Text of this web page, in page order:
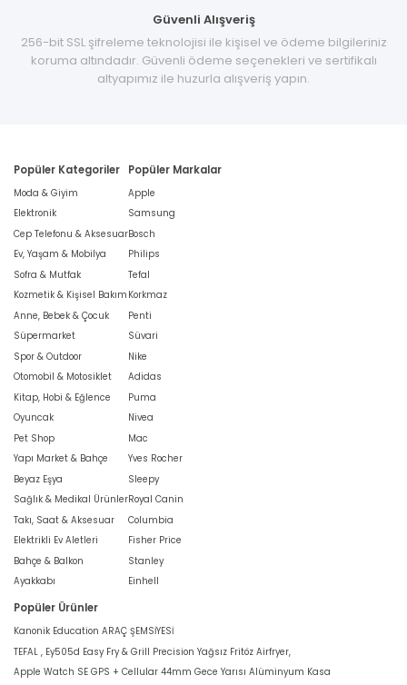
Güvenli Alışveriş
256-bit SSL şifreleme teknolojisi ile kişisel ve ödeme bilgileriniz
koruma altındadır. Güvenli ödeme seçenekleri ve sertifikalı
altyapımız ile huzurla alışveriş yapın.
Popüler Kategoriler
Moda & Giyim
Elektronik
Cep Telefonu & Aksesuar
Ev, Yaşam & Mobilya
Sofra & Mutfak
Kozmetik & Kişisel Bakım
Anne, Bebek & Çocuk
Süpermarket
Spor & Outdoor
Otomobil & Motosiklet
Kitap, Hobi & Eğlence
Oyuncak
Pet Shop
Yapı Market & Bahçe
Beyaz Eşya
Sağlık & Medikal Ürünler
Takı, Saat & Aksesuar
Elektrikli Ev Aletleri
Bahçe & Balkon
Ayakkabı
Popüler Markalar
Apple
Samsung
Bosch
Philips
Tefal
Korkmaz
Penti
Süvari
Nike
Adidas
Puma
Nivea
Mac
Yves Rocher
Sleepy
Royal Canin
Columbia
Fisher Price
Stanley
Einhell
Popüler Ürünler
Kanonik Education ARAÇ ŞEMSİYESİ
TEFAL , Ey505d Easy Fry & Grill Precision Yağsız Fritöz Airfryer,
Apple Watch SE GPS + Cellular 44mm Gece Yarısı Alüminyum Kasa